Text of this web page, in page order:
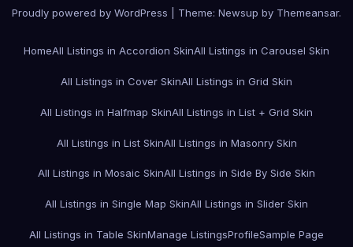
Proudly powered by WordPress Theme: Newsup by Themeansar.
HomeAll Listings in Accordion SkinAll Listings in Carousel Skin
All Listings in Cover SkinAll Listings in Grid Skin
All Listings in Halfmap SkinAll Listings in List + Grid Skin
All Listings in List SkinAll Listings in Masonry Skin
All Listings in Mosaic SkinAll Listings in Side By Side Skin
All Listings in Single Map SkinAll Listings in Slider Skin
All Listings in Table SkinManage ListingsProfileSample Page